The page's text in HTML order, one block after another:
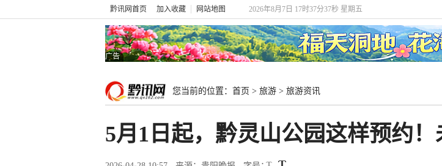
黔讯网首页 加入收藏 网站地图 2026年8月7日 17时37分37秒 星期五
广告
您当前的位置： 首页 > 旅游 > 旅游资讯
5月1日起，黔灵山公园这样预约